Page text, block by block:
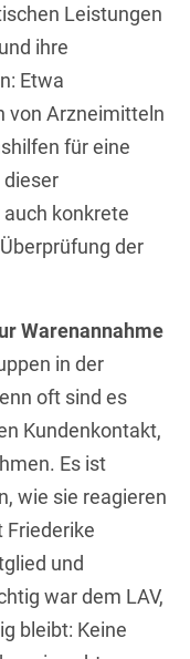
Leistungen
ihre
Etwa
von Arzneimitteln
für eine
dieser
konkrete
der
Warenannahme
in der
oft sind es
Kundenkontakt,
Es ist
wie sie reagieren
Friederike
und
war dem LAV,
bleibt: Keine